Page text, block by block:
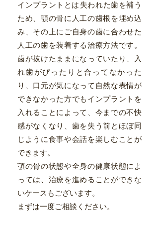
インプラントとは​ 失われた歯を補う
ため、顎の骨に人工の歯根を埋め込
み、その上にご自身の歯に合わせた
人工の歯を装着する治療方法です。
歯が抜けたままになっていたり、入
れ歯がぴったりと合ってなかった
り、口元が気になって自然な表情が
できなかった方でもインプラントを
入れることによって、今までの不快
感がなくなり、歯を失う前とほぼ同
じように食事や会話を楽しむことが
できます。
顎の骨の状態や全身の健康状態によ
っては、治療を進めることができな
いケースもございます。
まずは一度ご相談ください。